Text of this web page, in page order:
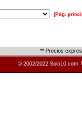
[Pág.
** Precios
© 2002/2022 Solo10.com